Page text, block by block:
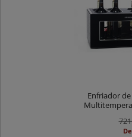
Enfriador